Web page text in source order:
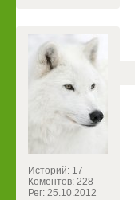
Историй: 17
Коментов: 228
Рег: 25.10.2012